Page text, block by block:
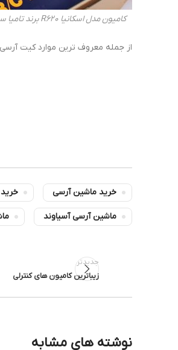
کامیون مدل اسکانیا R620 برند تامیا سری کنترلی
از جمله معروف ترین موارد کیت
خرید ماشین آرسی
ماشین آرسی آسیاوند
جدیدتر
زیباترین کامیون های کنترلی
نوشته های مشابه